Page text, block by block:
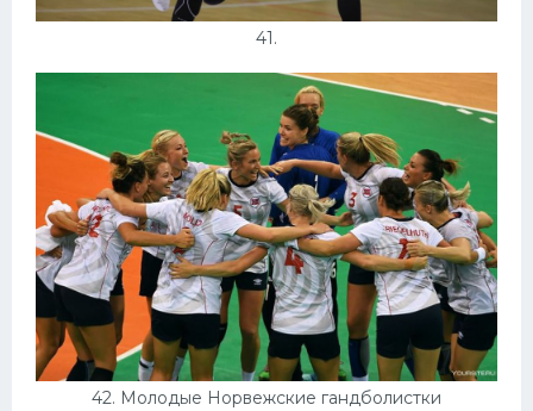
41.
42. Молодые Норвежские гандболистки